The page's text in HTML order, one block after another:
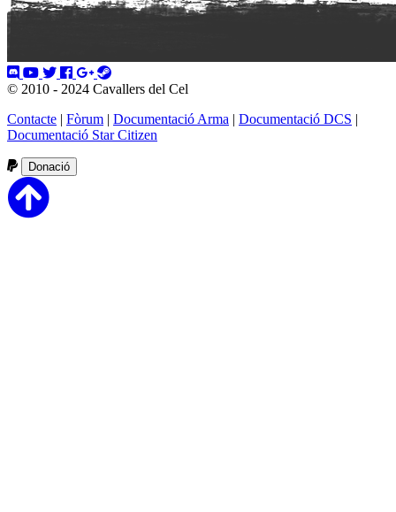
© 2010 - 2024 Cavallers del Cel
Contacte | Fòrum | Documentació Arma | Documentació DCS |
Documentació Star Citizen